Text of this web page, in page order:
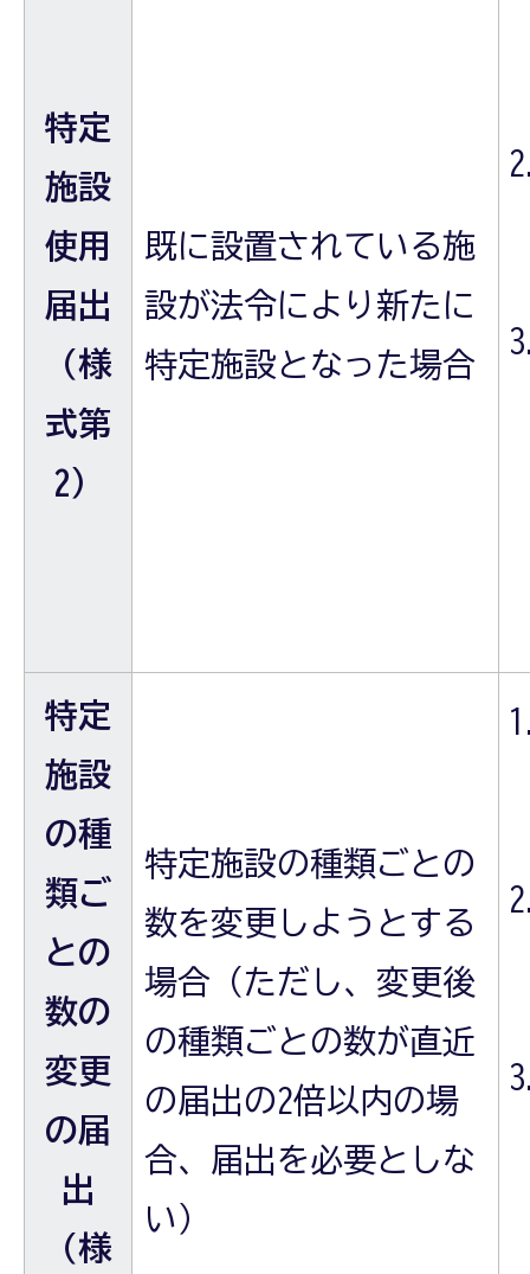
特定
施設
使用
届出
（様
式第
2）
既に設置されている施
設が法令により新たに
特定施設となった場合
特定
施設
の種
類ご
との
数の
変更
の届
出
（様
特定施設の種類ごとの
数を変更しようとする
場合（ただし、変更後
の種類ごとの数が直近
の届出の2倍以内の場
合、届出を必要としな
い）